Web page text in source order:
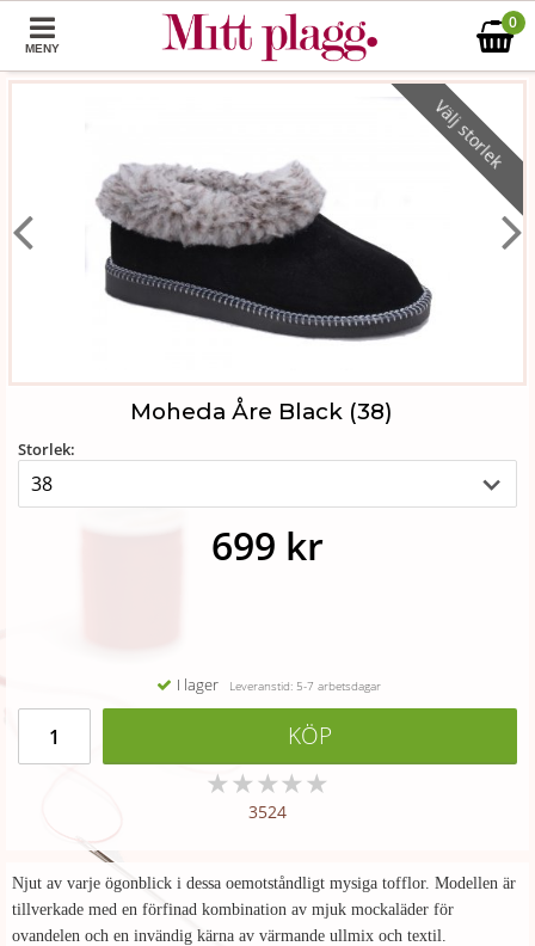
MENY
0
Välj storlek
Moheda Åre Black (38)
Storlek:
699 kr
I lager Leveranstid: 5-7 arbetsdagar
KÖP
★★★★★
3524
Njut av varje ögonblick i dessa oemotståndligt mysiga tofflor. Modellen är
tillverkade med en förfinad kombination av mjuk mockaläder för
ovandelen och en invändig kärna av värmande ullmix och textil.